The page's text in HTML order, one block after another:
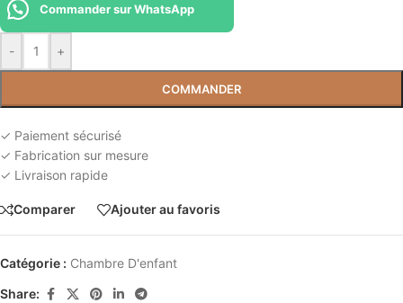
- +
COMMANDER
Commander sur WhatsApp
✓ Paiement sécurisé
✓ Fabrication sur mesure
✓ Livraison rapide
Comparer Ajouter au favoris
Catégorie : Chambre D'enfant
Share: